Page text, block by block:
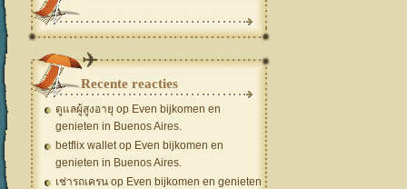
Recente reacties
ดูแลผู้สูงอายุ op Even bijkomen en
genieten in Buenos Aires.
betflix walletop Even bijkomen en
genieten in Buenos Aires.
เช่ารถเครน op Even bijkomen en genieten